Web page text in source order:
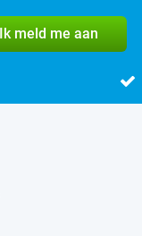
Ik meld me aan